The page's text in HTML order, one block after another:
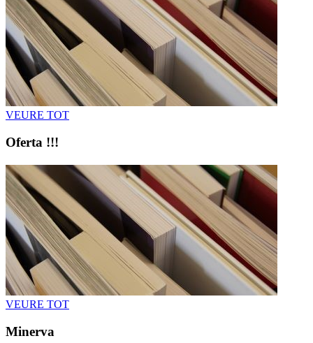
VEURE TOT
Oferta !!!
VEURE TOT
Minerva